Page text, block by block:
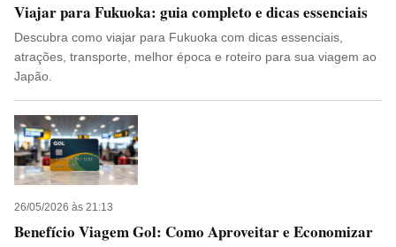
Viajar para Fukuoka: guia completo e dicas essenciais
Descubra como viajar para Fukuoka com dicas essenciais,
atrações, transporte, melhor época e roteiro para sua viagem ao
Japão.
26/05/2026 às 21:13
Benefício Viagem Gol: Como Aproveitar e Economizar